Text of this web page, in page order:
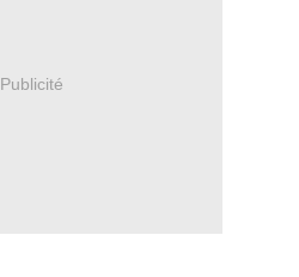
Publicité